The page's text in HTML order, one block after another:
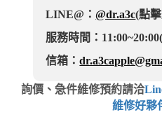
LINE@：@dr.a3c(點
服務時間：
信箱：
詢價、急件維修預約請洽
維修好夥